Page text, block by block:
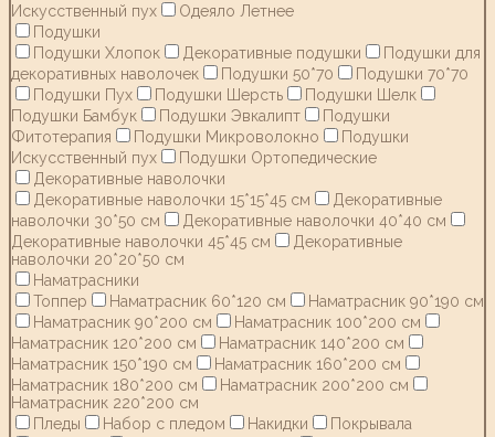
Искусственный пух
Одеяло Летнее
Подушки
Подушки Хлопок
Декоративные подушки
Подушки для
декоративных наволочек
Подушки 50*70
Подушки 70*70
Подушки Пух
Подушки Шерсть
Подушки Шелк
Подушки Бамбук
Подушки Эвкалипт
Подушки
Фитотерапия
Подушки Микроволокно
Подушки
Искусственный пух
Подушки Ортопедические
Декоративные наволочки
Декоративные наволочки 15*15*45 см
Декоративные
наволочки 30*50 см
Декоративные наволочки 40*40 см
Декоративные наволочки 45*45 см
Декоративные
наволочки 20*20*50 см
Наматрасники
Топпер
Наматрасник 60*120 см
Наматрасник 90*190 см
Наматрасник 90*200 см
Наматрасник 100*200 см
Наматрасник 120*200 см
Наматрасник 140*200 см
Наматрасник 150*190 см
Наматрасник 160*200 см
Наматрасник 180*200 см
Наматрасник 200*200 см
Наматрасник 220*200 см
Пледы
Набор с пледом Накидки
Покрывала